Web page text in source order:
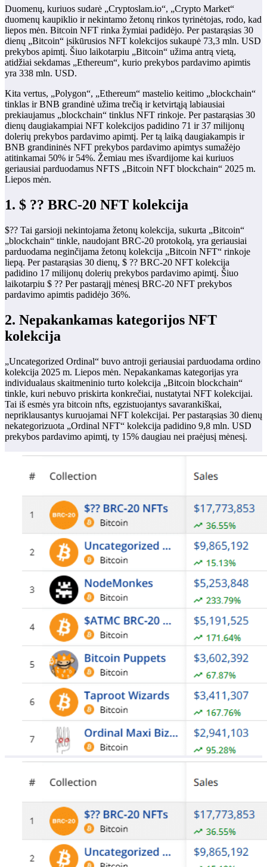
Duomenų, kuriuos sudarė „Cryptoslam.io“, „Crypto Market“
duomenų kaupiklio ir nekintamo žetonų rinkos tyrinėtojas, rodo, kad
liepos mėn. Bitcoin NFT rinka žymiai padidėjo. Per pastarąsias 30
dienų „Bitcoin“ įsikūrusios NFT kolekcijos sukaupė 73,3 mln. USD
prekybos apimtį. Šiuo laikotarpiu „Bitcoin“ užima antrą vietą,
atidžiai sekdamas „Ethereum“, kurio prekybos pardavimo apimtis
yra 338 mln. USD.
Kita vertus, „Polygon“, „Ethereum“ mastelio keitimo „blockchain“
tinklas ir BNB grandinė užima trečią ir ketvirtąją labiausiai
prekiaujamus „blockchain“ tinklus NFT rinkoje. Per pastarąsias 30
dienų daugiakampiai NFT kolekcijos padidino 71 ir 37 milijonų
dolerių prekybos pardavimo apimtį. Per tą laiką daugiakampis ir
BNB grandininės NFT prekybos pardavimo apimtys sumažėjo
atitinkamai 50% ir 54%. Žemiau mes išvardijome kai kuriuos
geriausiai parduodamus NFTS „Bitcoin NFT blockchain“ 2025 m.
Liepos mėn.
1. $ ?? BRC-20 NFT kolekcija
$?? Tai garsioji nekintojama žetonų kolekcija, sukurta „Bitcoin“
„blockchain“ tinkle, naudojant BRC-20 protokolą, yra geriausiai
parduodama neginčijama žetonų kolekcija „Bitcoin NFT“ rinkoje
liepą. Per pastarąsias 30 dienų, $ ?? BRC-20 NFT kolekcija
padidino 17 milijonų dolerių prekybos pardavimo apimtį. Šiuo
laikotarpiu $ ?? Per pastarąjį mėnesį BRC-20 NFT prekybos
pardavimo apimtis padidėjo 36%.
2. Nepakankamas kategorijos NFT
kolekcija
„Uncategorized Ordinal“ buvo antroji geriausiai parduodama ordino
kolekcija 2025 m. Liepos mėn. Nepakankamas kategorijas yra
individualaus skaitmeninio turto kolekcija „Bitcoin blockchain“
tinkle, kuri nebuvo priskirta konkrečiai, nustatytai NFT kolekcijai.
Tai iš esmės yra bitcoin nfts, egzistuojantys savarankiškai,
nepriklausantys kuruojamai NFT kolekcijai. Per pastarąsias 30 dienų
nekategorizuota „Ordinal NFT“ kolekcija padidino 9,8 mln. USD
prekybos pardavimo apimtį, ty 15% daugiau nei praėjusį mėnesį.